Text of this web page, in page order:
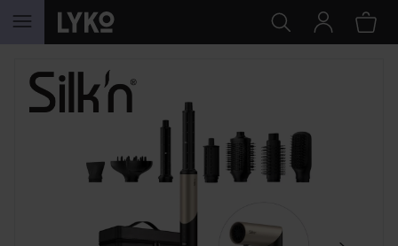
HOPPA TILL INNEHÅLLET
HOPPA ÖVER SEKTIONEN